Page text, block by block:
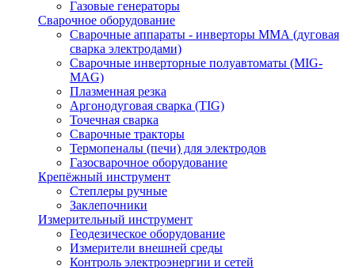
Газовые генераторы
Сварочное оборудование
Сварочные аппараты - инверторы ММА (дуговая
сварка электродами)
Сварочные инверторные полуавтоматы (MIG-
MAG)
Плазменная резка
Аргонодуговая сварка (TIG)
Точечная сварка
Сварочные тракторы
Термопеналы (печи) для электродов
Газосварочное оборудование
Крепёжный инструмент
Степлеры ручные
Заклепочники
Измерительный инструмент
Геодезическое оборудование
Измерители внешней среды
Контроль электроэнергии и сетей